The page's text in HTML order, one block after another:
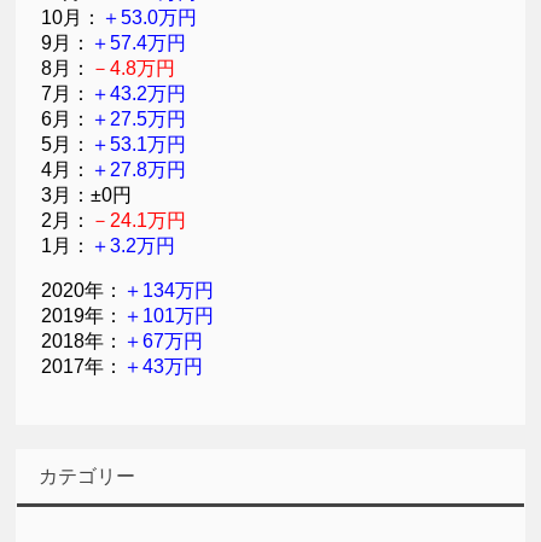
10月： ＋53.0万円
9月： ＋57.4万円
8月：
－4.8万円
7月： ＋43.2万円
6月： ＋27.5万円
5月： ＋53.1万円
4月： ＋27.8万円
3月：±0円
2月：
－24.1万円
1月： ＋3.2万円
2020年： ＋134万円
2019年： ＋101万円
2018年： ＋67万円
2017年： ＋43万円
カテゴリー